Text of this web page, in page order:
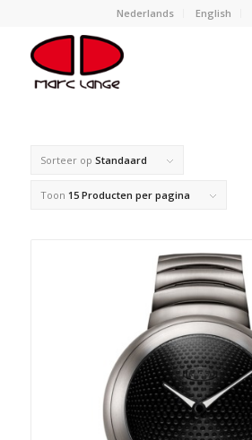
Nederlands English
Sorteer op Standaard
Toon 15 Producten per pagina